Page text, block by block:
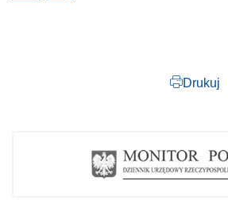
Drukuj